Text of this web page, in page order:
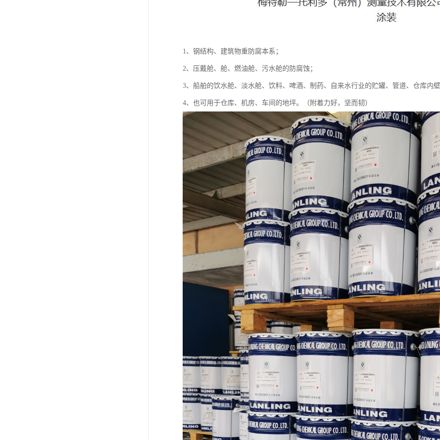
1、钢结构、建筑物重防腐本系；
2、压戴舱、舱、燃油舱、污水舱的防腐蚀；
3、船舶的饮水舱、淡水舱、饮料、啤酒、制药、自来水行业的贮罐、管道、仓库内
4、也可用于仓库、机房、车间的地坪。（附着力好，坚而韧）